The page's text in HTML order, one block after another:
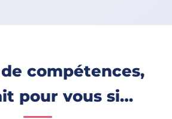
compétences,
pour vous si…